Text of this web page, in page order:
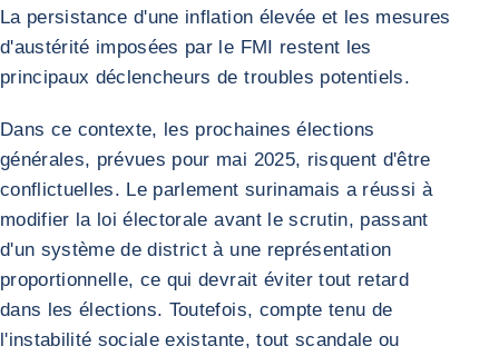
La persistance d'une inflation élevée et les mesures
d'austérité imposées par le FMI restent les
principaux déclencheurs de troubles potentiels.
Dans ce contexte, les prochaines élections
générales, prévues pour mai 2025, risquent d'être
conflictuelles. Le parlement surinamais a réussi à
modifier la loi électorale avant le scrutin, passant
d'un système de district à une représentation
proportionnelle, ce qui devrait éviter tout retard
dans les élections. Toutefois, compte tenu de
l'instabilité sociale existante, tout scandale ou